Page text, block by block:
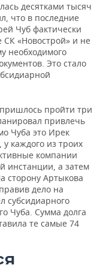
десятками тысяч
что в последние
Чуб фактически
СК «Новострой» и не
необходимого
Это стало
пройти три
привлечь
Чуба это Ирек
каждого из троих
компании
инстанции, а затем
сторону Артыкова
дело на
субсидиарного
Чуба. Сумма долга
те самые 74